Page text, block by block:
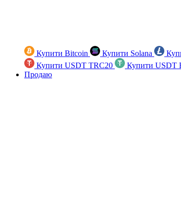
Купити Bitcoin Купити Solana
Купити USDT TRC20
Купити USDT
Продаю